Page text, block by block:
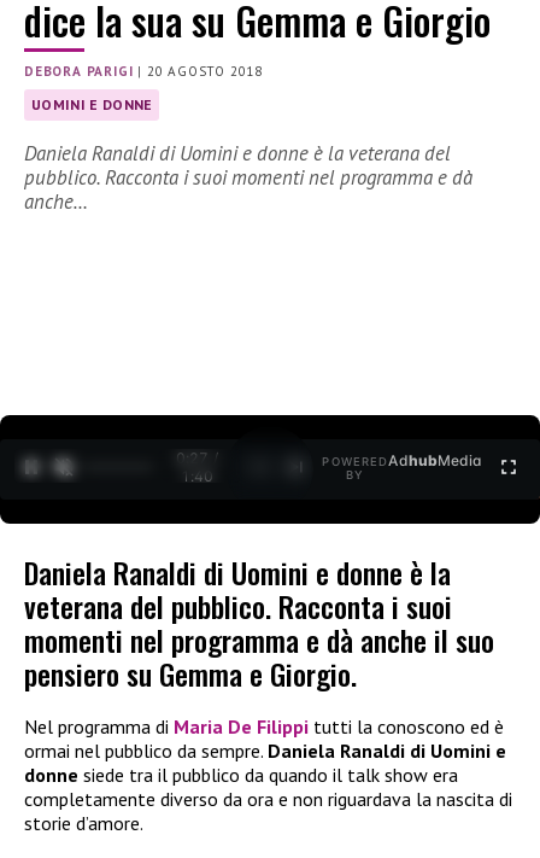
dice la sua su Gemma e Giorgio
DEBORA PARIGI | 20 AGOSTO 2018
UOMINI E DONNE
Daniela Ranaldi di Uomini e donne è la veterana del
pubblico. Racconta i suoi momenti nel programma e dà
anche…
0:27 /
1:40
POWERED
BY
AdhubMedia
Daniela Ranaldi di Uomini e donne è la
veterana del pubblico. Racconta i suoi
momenti nel programma e dà anche il suo
pensiero su Gemma e Giorgio.
Nel programma di Maria De Filippi tutti la conoscono ed è
ormai nel pubblico da sempre. Daniela Ranaldi di Uomini e
donne siede tra il pubblico da quando il talk show era
completamente diverso da ora e non riguardava la nascita di
storie d’amore.